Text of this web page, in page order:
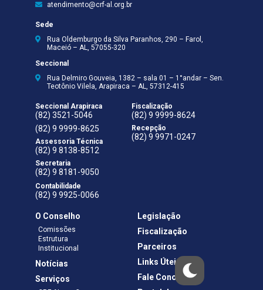
atendimento@crf-al.org.br
Sede
Rua Oldemburgo da Silva Paranhos, 290 – Farol,
Maceió – AL, 57055-320
Seccional
Rua Delmiro Gouveia, 1382 – sala 01 – 1°andar – Sen.
Teotônio Vilela, Arapiraca – AL, 57312-415
Seccional Arapiraca
(82) 3521-5046
(82) 9 9999-8625
Assessoria Técnica
(82) 9 8138-8512
Secretaria
(82) 9 8181-9050
Contabilidade
(82) 9 9925-0066
Fiscalização
(82) 9 9999-8624
Recepção
(82) 9 9971-0247
O Conselho
Comissões
Estrutura
Institucional
Notícias
Serviços
Legislação
Fiscalização
Parceiros
Links Úteis
Fale Conosco